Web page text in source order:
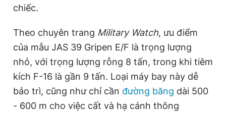
chiếc.
Theo chuyên trang Military Watch, ưu điểm
của mẫu JAS 39 Gripen E/F là trọng lượng
nhỏ, với trọng lượng rỗng 8 tấn, trong khi tiêm
kích F-16 là gần 9 tấn. Loại máy bay này dễ
bảo trì, cũng như chỉ cần đường băng dài 500
- 600 m cho việc cất và hạ cánh thông